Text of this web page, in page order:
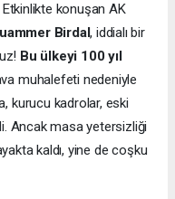
konuşan AK
Birdal, iddialı bir
Bu ülkeyi 100 yıl
muhalefeti nedeniyle
kurucu kadrolar, eski
Ancak masa yetersizliği
kaldı, yine de coşku